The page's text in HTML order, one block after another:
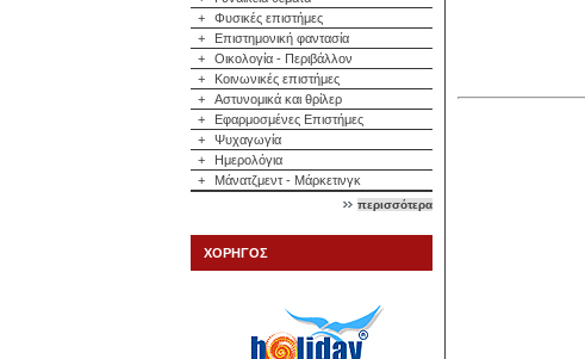
+
Φυσικές επιστήμες
+
Επιστημονική φαντασία
+
Οικολογία - Περιβάλλον
+
Κοινωνικές επιστήμες
+
Αστυνομικά και θρίλερ
+
Εφαρμοσμένες Επιστήμες
+
Ψυχαγωγία
+
Ημερολόγια
+
Μάνατζμεντ - Μάρκετινγκ
περισσότερα
ΧΟΡΗΓΟΣ